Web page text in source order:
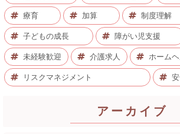
療育 加算 制度理解
子どもの成長 障がい児支援
未経験歓迎 介護求人 ホーム
リスクマネジメント
アーカイブ